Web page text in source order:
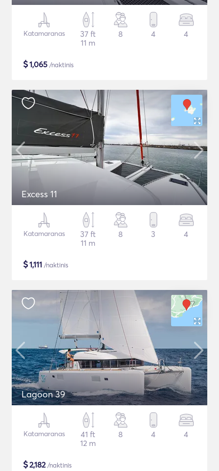
Katamaranas
37 ft
11 m
8 4 4
$1,065 /naktinis
Excess 11
Katamaranas
37 ft
11 m
8 3 4
$1,111 /naktinis
Lagoon 39
Katamaranas
41 ft
12 m
8 4 4
$2,182/naktinis